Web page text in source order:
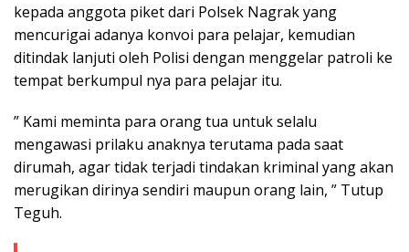
kepada anggota piket dari Polsek Nagrak yang
mencurigai adanya konvoi para pelajar, kemudian
ditindak lanjuti oleh Polisi dengan menggelar patroli ke
tempat berkumpul nya para pelajar itu.
” Kami meminta para orang tua untuk selalu
mengawasi prilaku anaknya terutama pada saat
dirumah, agar tidak terjadi tindakan kriminal yang akan
merugikan dirinya sendiri maupun orang lain, ” Tutup
Teguh.